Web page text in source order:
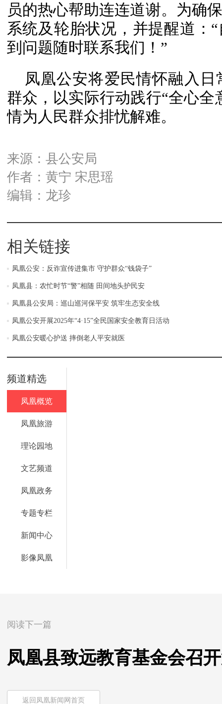
员的热心帮助连连道谢。为确
系统及轮胎状况，并提醒道：
到问题随时联系我们！”
凤凰公安将爱民情怀融入
群众，以实际行动践行“全心
情为人民群众排忧解难。
来源：县公安局
作者：黄宁 宋思瑶
编辑：龙珍
相关链接
凤凰公安：反诈宣传进集市 守护群众“钱袋子”
凤凰县：农忙时节“警”相随 田间地头护民安
凤凰县公安局：巡山巡河保平安 筑牢生态安全线
凤凰公安开展2025年“4·15”全民国家安全教育日活动
凤凰公安暖心护送 摔倒老人平安就医
频道精选
凤凰概览
凤凰旅游
理论园地
文艺频道
凤凰政务
专题专栏
新闻中心
影像凤凰
阅读下一篇
凤凰县致远教育基金会召
返回凤凰新闻网首页